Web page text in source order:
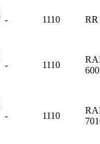
- 1110 RR
- 1110
- 1110